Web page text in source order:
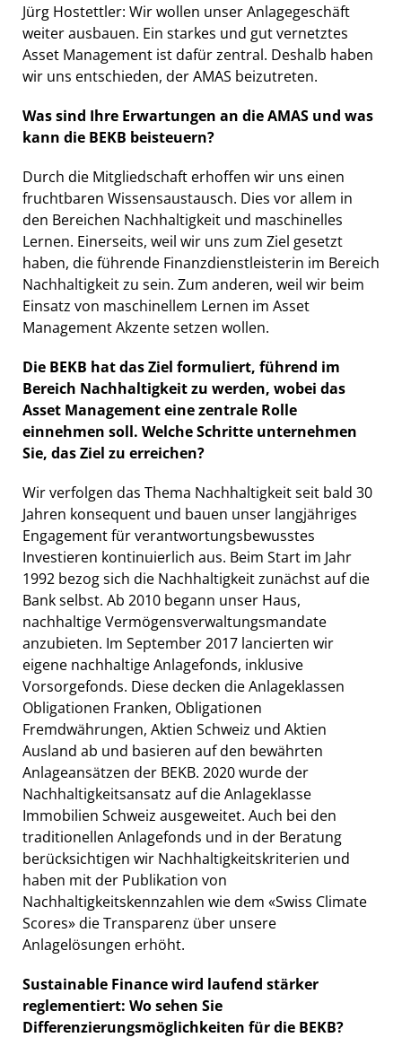
Jürg Hostettler: Wir wollen unser Anlagegeschäft
weiter ausbauen. Ein starkes und gut vernetztes
Asset Management ist dafür zentral. Deshalb haben
wir uns entschieden, der AMAS beizutreten.
Was sind Ihre Erwartungen an die AMAS und was
kann die BEKB beisteuern?
Durch die Mitgliedschaft erhoffen wir uns einen
fruchtbaren Wissensaustausch. Dies vor allem in
den Bereichen Nachhaltigkeit und maschinelles
Lernen. Einerseits, weil wir uns zum Ziel gesetzt
haben, die führende Finanzdienstleisterin im Bereich
Nachhaltigkeit zu sein. Zum anderen, weil wir beim
Einsatz von maschinellem Lernen im Asset
Management Akzente setzen wollen.
Die BEKB hat das Ziel formuliert, führend im
Bereich Nachhaltigkeit zu werden, wobei das
Asset Management eine zentrale Rolle
einnehmen soll. Welche Schritte unternehmen
Sie, das Ziel zu erreichen?
Wir verfolgen das Thema Nachhaltigkeit seit bald 30
Jahren konsequent und bauen unser langjähriges
Engagement für verantwortungsbewusstes
Investieren kontinuierlich aus. Beim Start im Jahr
1992 bezog sich die Nachhaltigkeit zunächst auf die
Bank selbst. Ab 2010 begann unser Haus,
nachhaltige Vermögensverwaltungsmandate
anzubieten. Im September 2017 lancierten wir
eigene nachhaltige Anlagefonds, inklusive
Vorsorgefonds. Diese decken die Anlageklassen
Obligationen Franken, Obligationen
Fremdwährungen, Aktien Schweiz und Aktien
Ausland ab und basieren auf den bewährten
Anlageansätzen der BEKB. 2020 wurde der
Nachhaltigkeitsansatz auf die Anlageklasse
Immobilien Schweiz ausgeweitet. Auch bei den
traditionellen Anlagefonds und in der Beratung
berücksichtigen wir Nachhaltigkeitskriterien und
haben mit der Publikation von
Nachhaltigkeitskennzahlen wie dem «Swiss Climate
Scores» die Transparenz über unsere
Anlagelösungen erhöht.
Sustainable Finance wird laufend stärker
reglementiert: Wo sehen Sie
Differenzierungsmöglichkeiten für die BEKB?